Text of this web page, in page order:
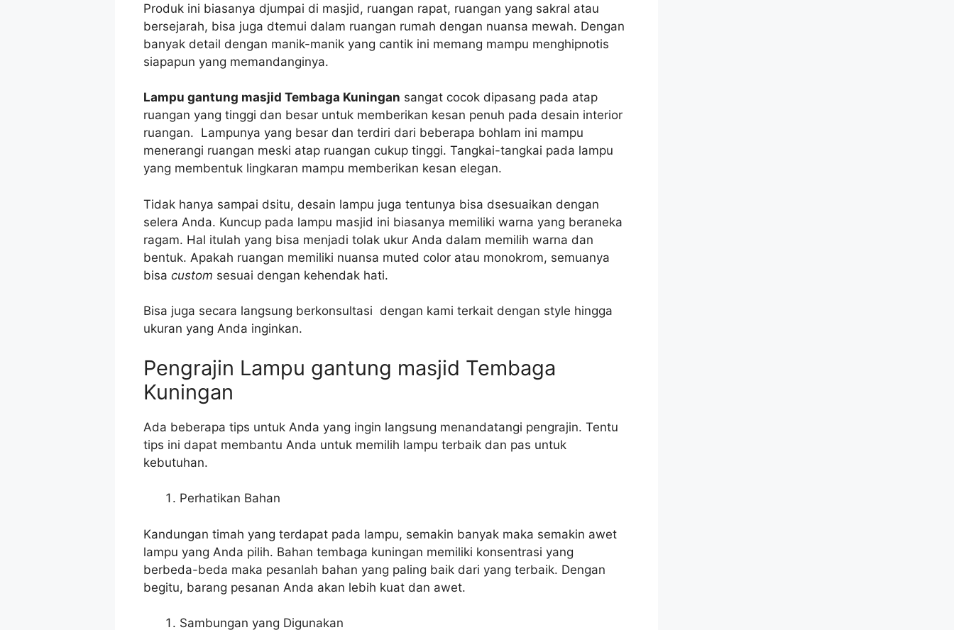
Produk ini biasanya djumpai di masjid, ruangan rapat, ruangan yang sakral atau
bersejarah, bisa juga dtemui dalam ruangan rumah dengan nuansa mewah. Dengan
banyak detail dengan manik-manik yang cantik ini memang mampu menghipnotis
siapapun yang memandanginya.
Lampu gantung masjid Tembaga Kuningan sangat cocok dipasang pada atap
ruangan yang tinggi dan besar untuk memberikan kesan penuh pada desain interior
ruangan. Lampunya yang besar dan terdiri dari beberapa bohlam ini mampu
menerangi ruangan meski atap ruangan cukup tinggi. Tangkai-tangkai pada lampu
yang membentuk lingkaran mampu memberikan kesan elegan.
Tidak hanya sampai dsitu, desain lampu juga tentunya bisa dsesuaikan dengan
selera Anda. Kuncup pada lampu masjid ini biasanya memiliki warna yang beraneka
ragam. Hal itulah yang bisa menjadi tolak ukur Anda dalam memilih warna dan
bentuk. Apakah ruangan memiliki nuansa muted color atau monokrom, semuanya
bisa custom sesuai dengan kehendak hati.
Bisa juga secara langsung berkonsultasi dengan kami terkait dengan style hingga
ukuran yang Anda inginkan.
Pengrajin Lampu gantung masjid Tembaga
Kuningan
Ada beberapa tips untuk Anda yang ingin langsung menandatangi pengrajin. Tentu
tips ini dapat membantu Anda untuk memilih lampu terbaik dan pas untuk
kebutuhan.
Perhatikan Bahan
Kandungan timah yang terdapat pada lampu, semakin banyak maka semakin awet
lampu yang Anda pilih. Bahan tembaga kuningan memiliki konsentrasi yang
berbeda-beda maka pesanlah bahan yang paling baik dari yang terbaik. Dengan
begitu, barang pesanan Anda akan lebih kuat dan awet.
Sambungan yang Digunakan